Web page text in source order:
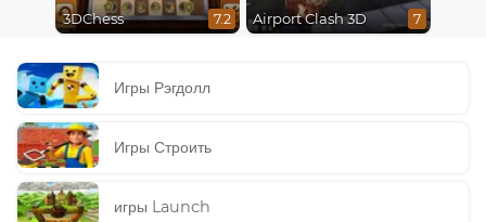
3DChess 7.2 Airport Clash 3D 7
Игры Рэгдолл
Игры Строить
игры Launch